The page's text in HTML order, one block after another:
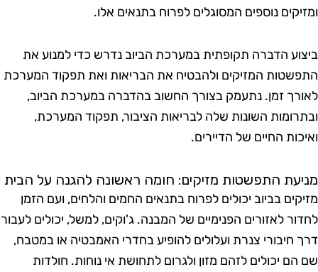
נוספים המסוגלים לפרוח בתנאים אלו.
הדברה תקופתית במערכת הביוב נדרש כדי למנוע את
המזיקים ולהבטיח את הבריאות ואת תפקוד המערכת
זמן. נתעמק בצורך החשוב בהדברה במערכת הביוב,
השונות שלה לבריאות הציבור, תפקוד המערכת,
החיים של הדיירים.
התפשטות מזיקים: חומה ראשונה להגנה על הבית
בביוב יכולים לפרוח בתנאים החמים והלחים, ועם הזמן
לאזורים הפנימיים של המבנה. ג'וקים, למשל, יכולים לעבור
חיבורי צנרת ועלולים להופיע בחדרי האמבטיה או במטבח,
יכולים לזהם מזון ולגרום לתחושת אי נוחות. חולדות